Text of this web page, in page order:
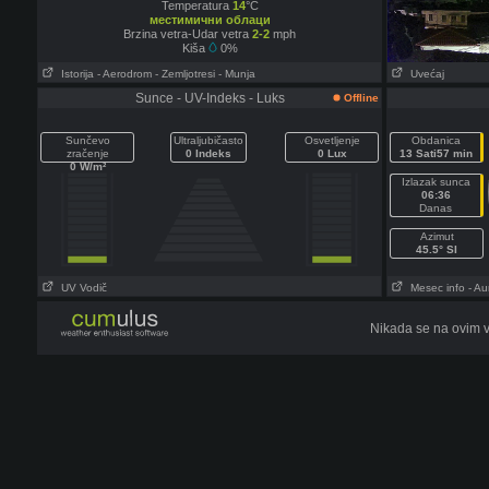
Temperatura 14°C
местимични облаци
Brzina vetra-Udar vetra 2-2 mph
Kiša
0%
Istorija - Aerodrom - Zemljotresi - Munja Uvećaj
Sunce - UV-Indeks - Luks Offline
Sunčevo
zračenje
0 W/m²
Ultraljubičasto
0 Indeks
Osvetljenje
0 Lux
UV Vodič
Obdanica
13 Sati57 min
Izlazak sunca
06:36
Danas
Azimut
45.5° SI
Mesec info -
Nikada se na ovim